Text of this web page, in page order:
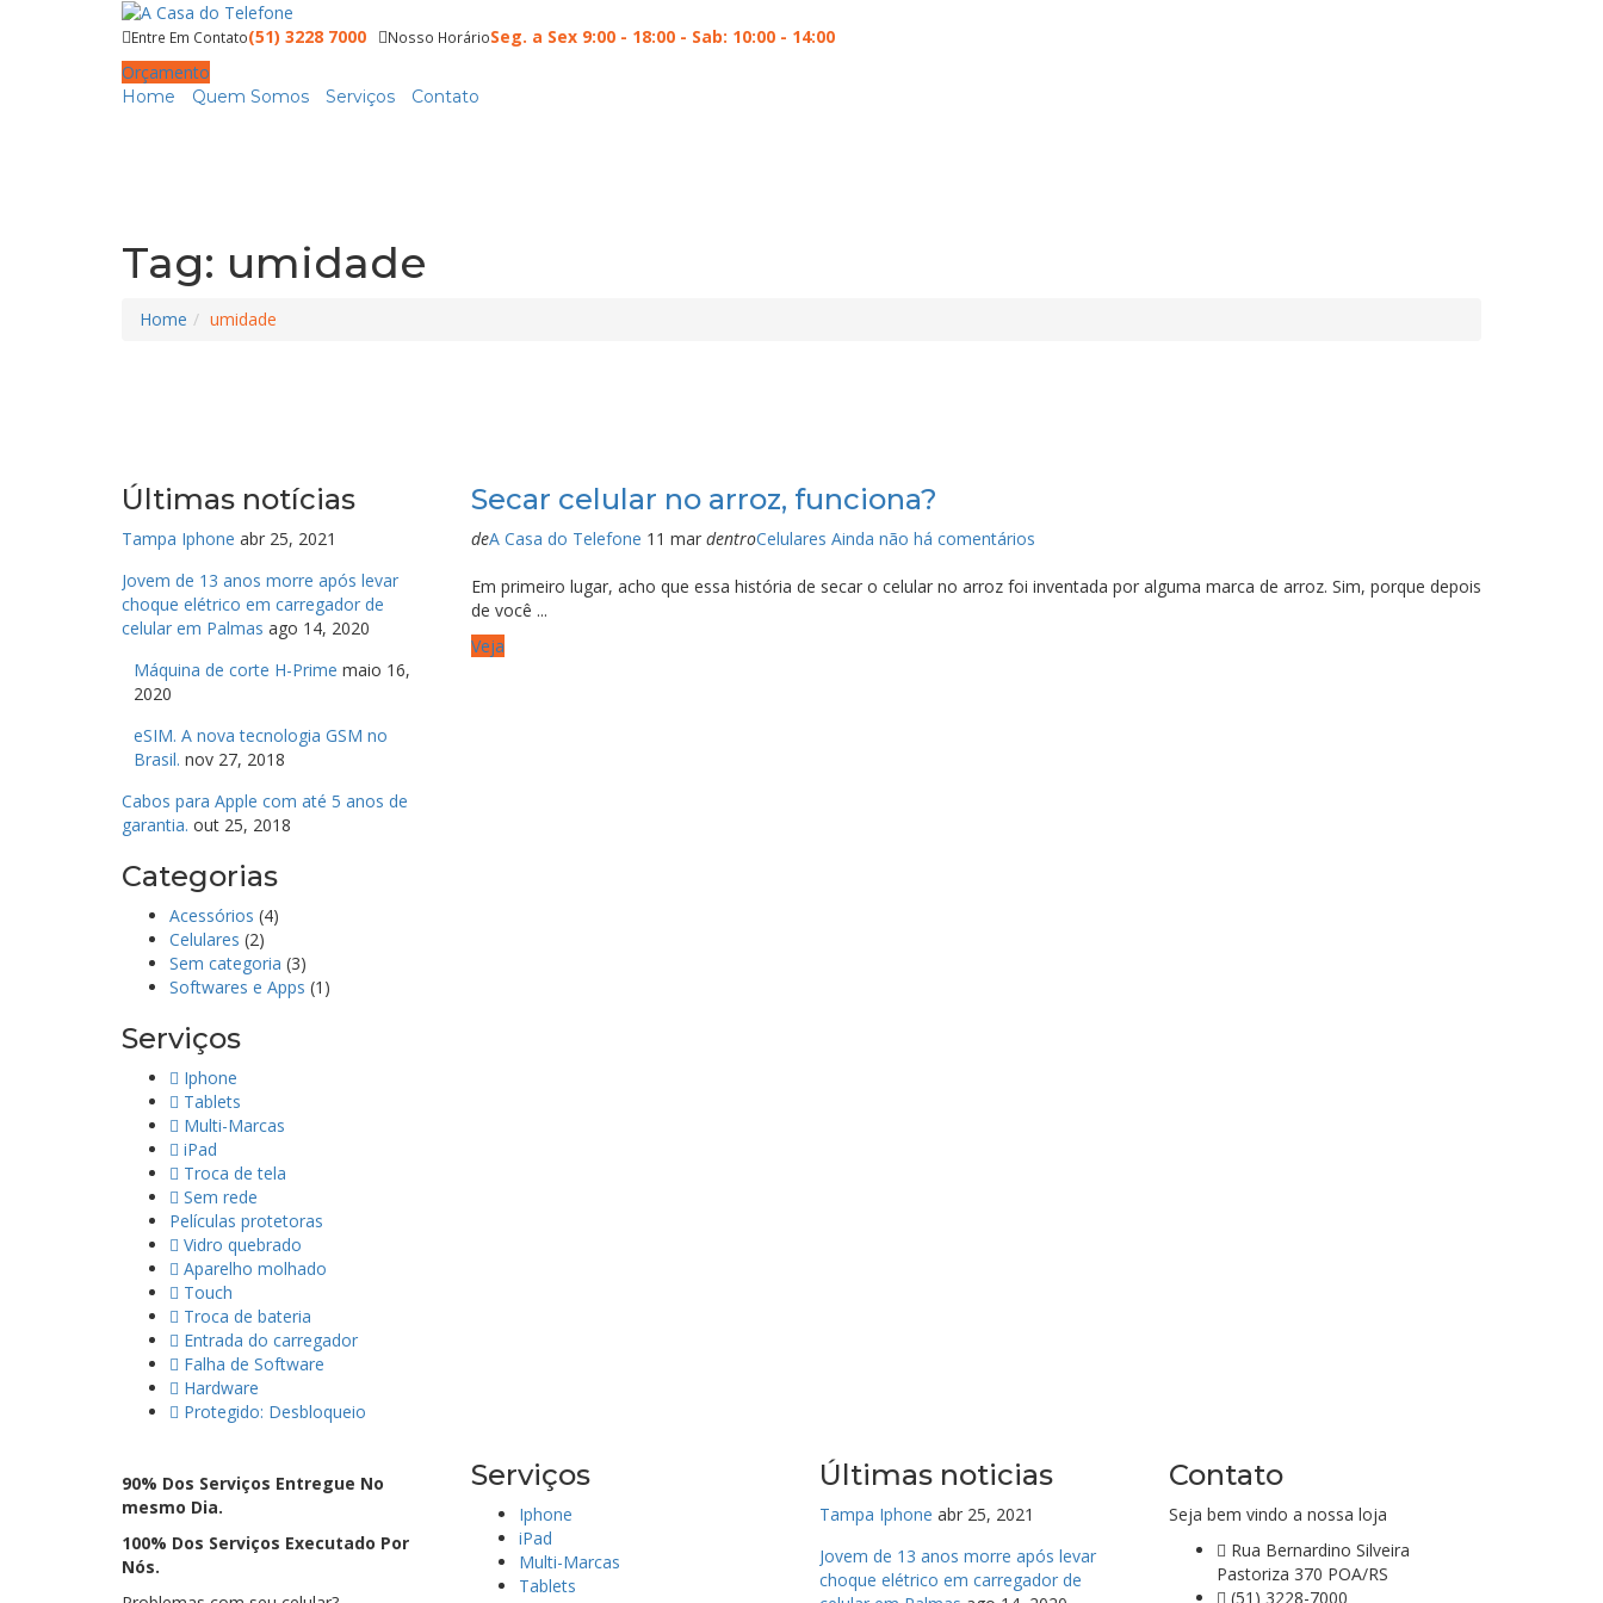
Entre Em Contato(51) 3228 7000 Nosso HorárioSeg. a Sex 9:00 - 18:00 - Sab: 10:00 - 14:00
Orçamento
Home Quem Somos Serviços Contato
Tag: umidade
Home umidade
Secar celular no arroz, funciona?
deA Casa do Telefone 11 mar dentroCelulares Ainda não há comentários
Em primeiro lugar, acho que essa história de secar o celular no arroz foi inventada por alguma marca de arroz. Sim, porque depois
de você ...
Veja
Últimas notícias
Tampa Iphone abr 25, 2021
Jovem de 13 anos morre após levar
choque elétrico em carregador de
celular em Palmas ago 14, 2020
Máquina de corte H-Prime maio 16,
2020
eSIM. A nova tecnologia GSM no
Brasil. nov 27, 2018
Cabos para Apple com até 5 anos de
garantia. out 25, 2018
Categorias
Acessórios (4)
Celulares (2)
Sem categoria (3)
Softwares e Apps (1)
Serviços
Iphone
Tablets
Multi-Marcas
iPad
Troca de tela
Sem rede
Películas protetoras
Vidro quebrado
Aparelho molhado
Touch
Troca de bateria
Entrada do carregador
Falha de Software
Hardware
Protegido: Desbloqueio
90% Dos Serviços Entregue No
mesmo Dia.
100% Dos Serviços Executado Por
Nós.
Serviços
Iphone
iPad
Multi-Marcas
Tablets
Últimas noticias
Tampa Iphone abr 25, 2021
Jovem de 13 anos morre após levar
choque elétrico em carregador de
Contato
Seja bem vindo a nossa loja
Rua Bernardino Silveira
Pastoriza 370 POA/RS
(51) 3228-7000